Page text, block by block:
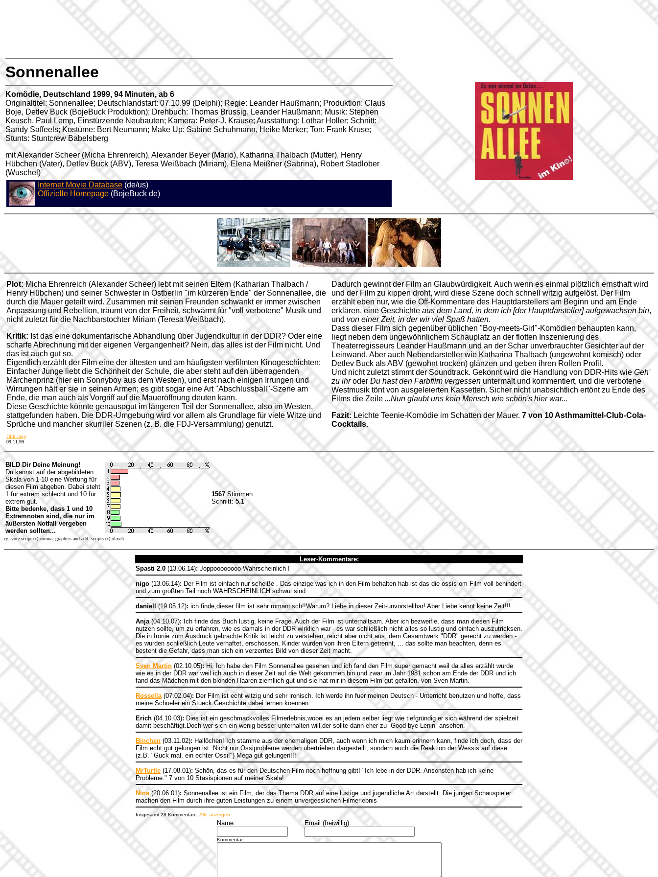
Sonnenallee
Komödie, Deutschland 1999, 94 Minuten, ab 6
Originaltitel: Sonnenallee; Deutschlandstart: 07.10.99 (Delphi); Regie: Leander Haußmann; Produktion: Claus
Boje, Detlev Buck (BojeBuck Produktion); Drehbuch: Thomas Brussig, Leander Haußmann; Musik: Stephen
Keusch, Paul Lemp, Einstürzende Neubauten; Kamera: Peter-J. Krause; Ausstattung: Lothar Holler; Schnitt:
Sandy Saffeels; Kostüme: Bert Neumann; Make Up: Sabine Schuhmann, Heike Merker; Ton: Frank Kruse;
Stunts: Stuntcrew Babelsberg
mit Alexander Scheer (Micha Ehrenreich), Alexander Beyer (Mario), Katharina Thalbach (Mutter), Henry
Hübchen (Vater), Detlev Buck (ABV), Teresa Weißbach (Miriam), Elena Meißner (Sabrina), Robert Stadlober
(Wuschel)
Internet Movie Database (de/us)
Offizielle Homepage (BojeBuck de)
Plot:Micha Ehrenreich (Alexander Scheer) lebt mit seinen Eltern (Katharian Thalbach /
Henry Hübchen) und seiner Schwester in Ostberlin "im kürzeren Ende" der Sonnenallee, die
durch die Mauer geteilt wird. Zusammen mit seinen Freunden schwankt er immer zwischen
Anpassung und Rebellion, träumt von der Freiheit, schwärmt für "voll verbotene" Musik und
nicht zuletzt für die Nachbarstochter Miriam (Teresa Weißbach).
Kritik: Ist das eine dokumentarische Abhandlung über Jugendkultur in der DDR? Oder eine
scharfe Abrechnung mit der eigenen Vergangenheit? Nein, das alles ist der Film nicht. Und
das ist auch gut so.
Eigentlich erzählt der Film eine der ältesten und am häufigsten verfilmten Kinogeschichten:
Einfacher Junge liebt die Schönheit der Schule, die aber steht auf den überragenden
Märchenprinz (hier ein Sonnyboy aus dem Westen), und erst nach einigen Irrungen und
Wirrungen hält er sie in seinen Armen; es gibt sogar eine Art "Abschlussball"-Szene am
Ende, die man auch als Vorgriff auf die Maueröffnung deuten kann.
Diese Geschichte könnte genausogut im längeren Teil der Sonnenallee, also im Westen,
stattgefunden haben. Die DDR-Umgebung wird vor allem als Grundlage für viele Witze und
Sprüche und mancher skurriler Szenen (z. B. die FDJ-Versammlung) genutzt.
Dadurch gewinnt der Film an Glaubwürdigkeit. Auch wenn es einmal plötzlich ernsthaft wird
und der Film zu kippen droht, wird diese Szene doch schnell witzig aufgelöst. Der Film
erzählt eben nur, wie die Off-Kommentare des Hauptdarstellers am Beginn und am Ende
erklären, eine Geschichte aus dem Land, in dem ich [der Hauptdarsteller] aufgewachsen bin,
und von einer Zeit, in der wir viel Spaß hatten.
Dass dieser Film sich gegenüber üblichen "Boy-meets-Girl"-Komödien behaupten kann,
liegt neben dem ungewöhnlichem Schauplatz an der flotten Inszenierung des
Theaterregisseurs Leander Haußmann und an der Schar unverbrauchter Gesichter auf der
Leinwand. Aber auch Nebendarsteller wie Katharina Thalbach (ungewohnt komisch) oder
Detlev Buck als ABV (gewohnt trocken) glänzen und geben ihren Rollen Profil.
Und nicht zuletzt stimmt der Soundtrack. Gekonnt wird die Handlung von DDR-Hits wie Geh'
zu ihroder Du hast den Farbfilm vergessen untermalt und kommentiert, und die verbotene
Westmusik tönt von ausgeleierten Kassetten. Sicher nicht unabsichtlich ertönt zu Ende des
Films die Zeile ...Nun glaubt uns kein Mensch wie schön's hier war...
Fazit:Leichte Teenie-Komödie im Schatten der Mauer. 7 von 10 Asthmamittel-Club-Cola-
Cocktails.
Dirk Jung
09.11.99
BILD Dir Deine Meinung!
Du kannst auf der abgebildeten
Skala von 1-10 eine Wertung für
diesen Film abgeben. Dabei steht
1 für extrem schlecht und 10 für
extrem gut.
Bitte bedenke, dass 1 und 10
Extremnoten sind, die nur im
äußersten Notfall vergeben
werden sollten...
1567 Stimmen
Schnitt:5.1
cgi-vote script (c) corona, graphics and add. scripts (c) olasch
Leser-Kommentare:
Spasti 2.0 (13.06.14): Joppoooooooo Wahrscheinlich !
nigo (13.06.14): Der Film ist einfach nur scheiße . Das einzige was ich in den Film behalten hab ist das die ossis om Film voll behindert
und zum größten Teil noch WAHRSCHEINLICH schwul sind
daniell (19.05.12): ich finde,dieser film ist sehr romantisch!!Warum? Liebe in dieser Zeit-unvorstellbar! Aber Liebe kennt keine Zeit!!!
Anja(04.10.07): Ich finde das Buch lustig, keine Frage. Auch der Film ist unterhaltsam. Aber ich bezweifle, dass man diesen Film
nutzen sollte, um zu erfahren, wie es damals in der DDR wirklich war - es war schließlich nicht alles so lustig und einfach auszutricksen.
Die in Ironie zum Ausdruck gebrachte Kritik ist leicht zu verstehen, reicht aber nicht aus, dem Gesamtwerk "DDR" gerecht zu werden -
es wurden schließlich Leute verhaftet, erschossen, Kinder wurden von ihren Eltern getrennt, ... das sollte man beachten, denn es
besteht die Gefahr, dass man sich ein verzerrtes Bild von dieser Zeit macht.
Sven Martin (02.10.05):Hi, Ich habe den Film Sonnenallee gesehen und ich fand den Film super gemacht weil da alles erzählt wurde
wie es in der DDR war weil ich auch in dieser Zeit auf die Welt gekommen bin und zwar im Jahr 1981 schon am Ende der DDR und ich
fand das Mädchen mit den blonden Haaren ziemllich gut und sie hat mir in diesem Film gut gefallen. von Sven Martin.
Rossella(07.02.04): Der Film ist echt witzig und sehr ironisch. Ich werde ihn fuer meinen Deutsch - Unterricht benutzen und hoffe, dass
meine Schueler ein Stueck Geschichte dabei lernen koennen...
Erich (04.10.03): Dies ist ein geschmackvolles Filmerlebnis,wobei es an jedem selber liegt wie tiefgründig er sich während der spielzeit
damit beschäftigt.Doch wer sich ein wenig besser unterhalten will,der sollte dann eher zu -Good bye Lenin- ansehen.
Binchen (03.11.02): Hallöchen! Ich stamme aus der ehemaligen DDR, auch wenn ich mich kaum erinnern kann, finde ich doch, dass der
Film echt gut gelungen ist. Nicht nur Ossiprobleme werden übertrieben dargestellt, sondern auch die Reaktion der Wessis auf diese
(z.B. "Guck mal, ein echter Ossi!") Mega gut gelungen!!!
MrTurtle (17.08.01): Schön, das es für den Deutschen Film noch hoffnung gibt! "Ich lebe in der DDR. Ansonsten hab ich keine
Probleme." 7 von 10 Stasispionen auf meiner Skala!
Nina(20.06.01): Sonnenallee ist ein Film, der das Thema DDR auf eine lustige und jugendliche Art darstellt. Die jungen Schauspieler
machen den Film durch ihre guten Leistungen zu einem unvergesslichen Filmerlebnis
Insgesamt 28 Kommentare. Alle anzeigen
Name: Email (freiwillig):
Kommentar: